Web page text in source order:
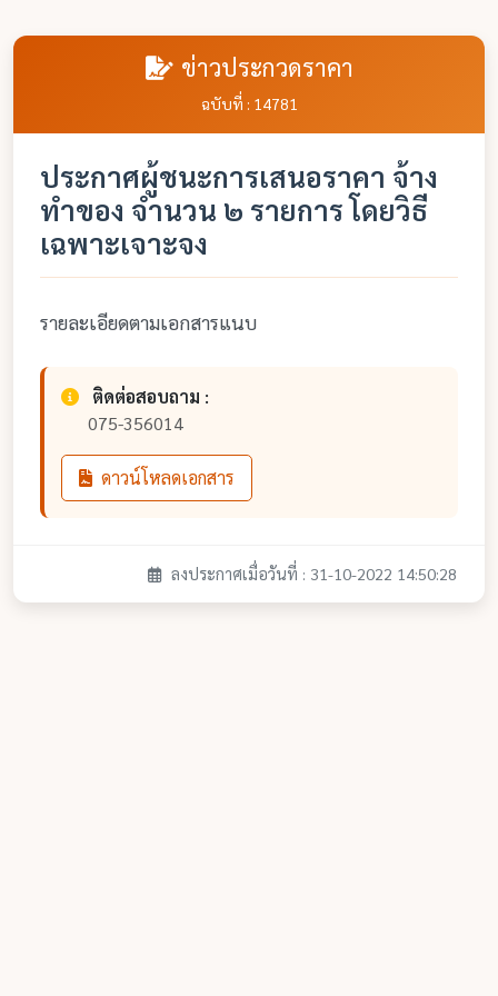
ข่าวประกวดราคา
ฉบับที่ : 14781
ประกาศผู้ชนะการเสนอราคา จ้าง
ทำของ จำนวน ๒ รายการ โดยวิธี
เฉพาะเจาะจง
รายละเอียดตามเอกสารแนบ
ติดต่อสอบถาม :
075-356014
ดาวน์โหลดเอกสาร
ลงประกาศเมื่อวันที่ : 31-10-2022 14:50:28